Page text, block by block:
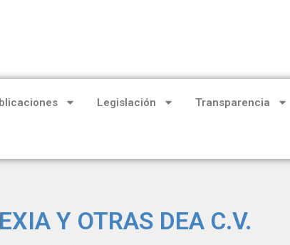
Legislación Transparencia
Y OTRAS DEA C.V.